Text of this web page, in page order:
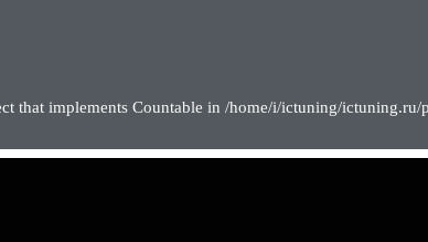
that implements Countable in /home/i/ictuning/